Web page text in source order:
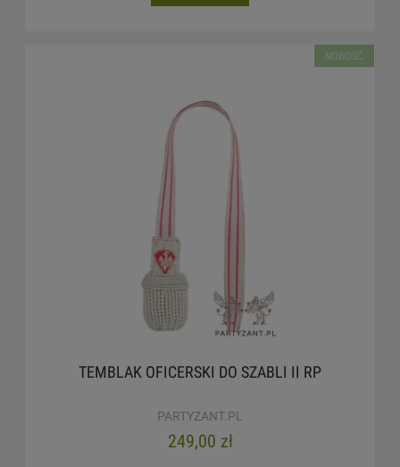
TEMBLAK OFICERSKI DO SZABLI II RP
PARTYZANT.PL
249,00 zł
NOWOŚĆ